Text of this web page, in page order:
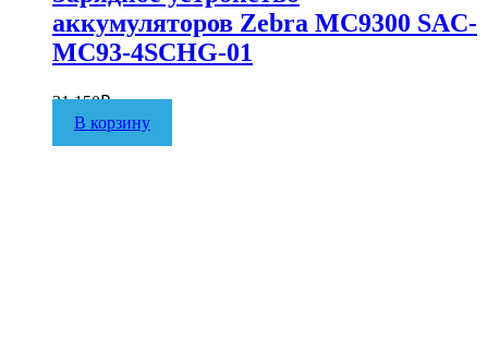
аккумуляторов Zebra MC9300 SAC-
MC93-4SCHG-01
31 150₽
В корзину